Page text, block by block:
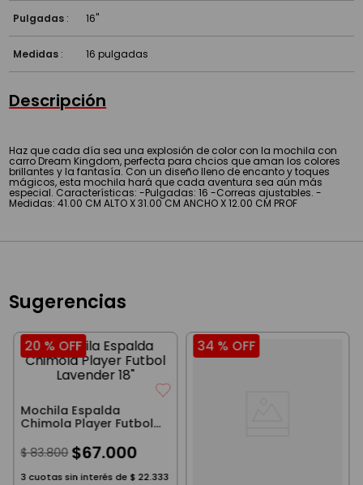
Pulgadas : 16''
Medidas : 16 pulgadas
Descripción
Haz que cada día sea una explosión de color con la mochila con
carro Dream Kingdom, perfecta para chcios que aman los colores
brillantes y la fantasía. Con un diseño lleno de encanto y toques
mágicos, esta mochila hará que cada aventura sea aún más
especial. Características: -Pulgadas: 16 -Correas ajustables. -
Medidas: 41.00 CM ALTO X 31.00 CM ANCHO X 12.00 CM PROF
Sugerencias
20 % OFF
Mochila Espalda
Chimola Player Futbol
$ 83.800 $67.000
3 cuotas sin interés de $ 22.333
34 % OFF